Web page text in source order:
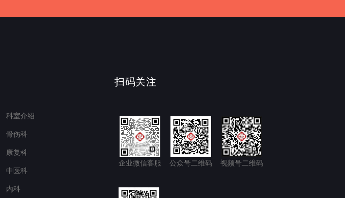
科室介绍
骨伤科
康复科
中医科
内科
扫码关注
企业微信客服 公众号二维码 视频号二维码